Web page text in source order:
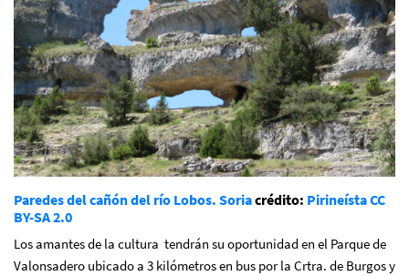
Paredes del cañón del río Lobos. Soriacrédito: PirineístaCC
BY-SA 2.0
Los amantes de la cultura tendrán su oportunidad en el Parque de
Valonsadero ubicado a 3 kilómetros en bus por la Crtra. de Burgos y